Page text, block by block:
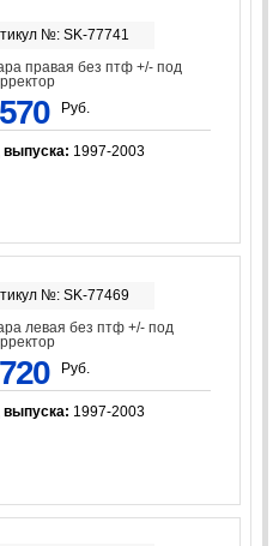
№: SK-77741
правая без птф +/- под
Руб.
выпуска: 1997-2003
№: SK-77469
левая без птф +/- под
Руб.
выпуска: 1997-2003